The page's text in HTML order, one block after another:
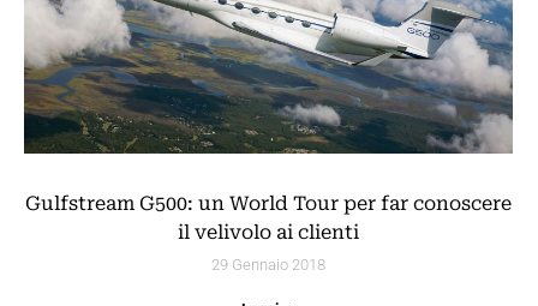
Gulfstream G500: un World Tour per far conoscere
il velivolo ai clienti
29 Gennaio 2018